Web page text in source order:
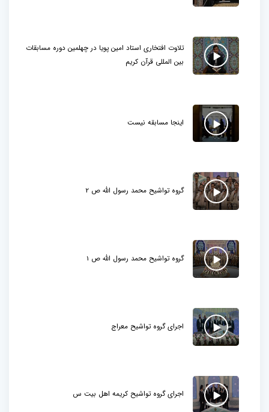
تلاوت افتخاری استاد امین پویا در چهلمین دوره مسابقات
بین المللی قرآن کریم
اینجا مسابقه نیست
گروه تواشیح محمد رسول الله ص 2
گروه تواشیح محمد رسول الله ص 1
اجرای گروه تواشیح معراج
اجرای گروه تواشیح کریمه اهل بیت س